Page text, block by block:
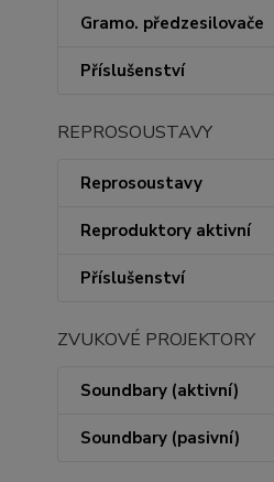
Gramo. předzesilovače
Příslušenství
REPROSOUSTAVY
Reprosoustavy
Reproduktory aktivní
Příslušenství
ZVUKOVÉ PROJEKTORY
Soundbary (aktivní)
Soundbary (pasivní)